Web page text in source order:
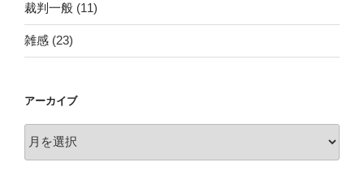
裁判一般 (11)
雑感 (23)
アーカイブ
ー